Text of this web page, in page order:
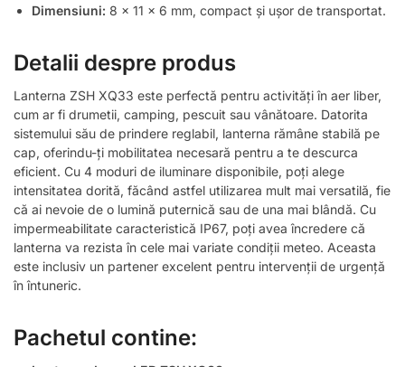
Dimensiuni: 8 x 11 x 6 mm, compact și ușor de transportat.
Detalii despre produs
Lanterna ZSH XQ33 este perfectă pentru activități în aer liber,
cum ar fi drumetii, camping, pescuit sau vânătoare. Datorita
sistemului său de prindere reglabil, lanterna rămâne stabilă pe
cap, oferindu-ți mobilitatea necesară pentru a te descurca
eficient. Cu 4 moduri de iluminare disponibile, poți alege
intensitatea dorită, făcând astfel utilizarea mult mai versatilă, fie
că ai nevoie de o lumină puternică sau de una mai blândă. Cu
impermeabilitate caracteristică IP67, poți avea încredere că
lanterna va rezista în cele mai variate condiții meteo. Aceasta
este inclusiv un partener excelent pentru intervenții de urgență
în întuneric.
Pachetul contine: